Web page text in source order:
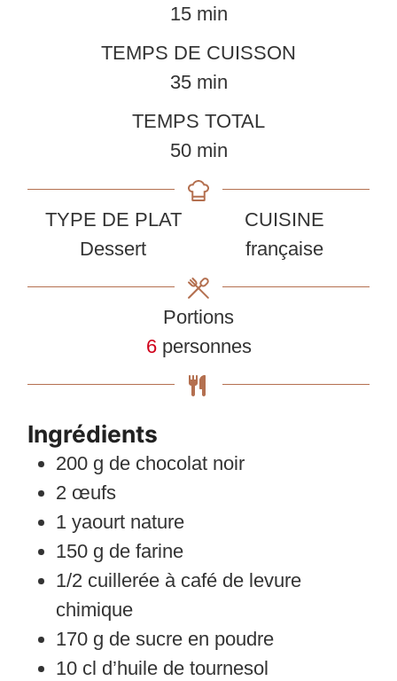
15minutes
min
TEMPS DE CUISSON
35minutes
min
TEMPS TOTAL
50minutes
min
TYPE DE PLAT
Dessert
CUISINE
française
Portions
6 personnes
Ingrédients
200 g de chocolat noir
2 œufs
1 yaourt nature
150 g de farine
1/2 cuillerée à café de levure
chimique
170 g de sucre en poudre
10 cl d’huile de tournesol